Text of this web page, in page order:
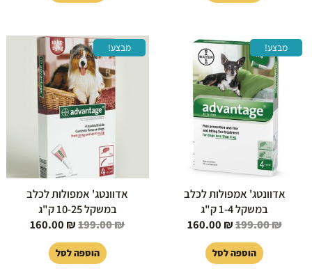
מבצע!
אדוונטג' אמפולות לכלב
במשקל 1-4 ק"ג
199.00₪
המחיר
המקורי
היה:
199.00 ₪.
160.00 ₪
הוספה לסל
מבצע!
אדוונטג' אמפולות לכלב
במשקל 10-25 ק"ג
199.00₪
המחיר
המקורי
היה:
199.00 ₪.
160.00 ₪
הוספה לסל